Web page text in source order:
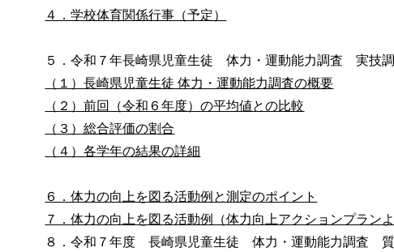
４．学校体育関係行事（予定）
５．令和７年長崎県児童生徒 体力・運動能力調査 実技
（１）長崎県児童生徒 体力・運動能力調査の概要
（２）前回（令和６年度）の平均値との比較
（３）総合評価の割合
（４）各学年の結果の詳細
６．体力の向上を図る活動例と測定のポイント
７．体力の向上を図る活動例（体力向上アクションプランよ
８．令和７年度 長崎県児童生徒 体力・運動能力調査 質